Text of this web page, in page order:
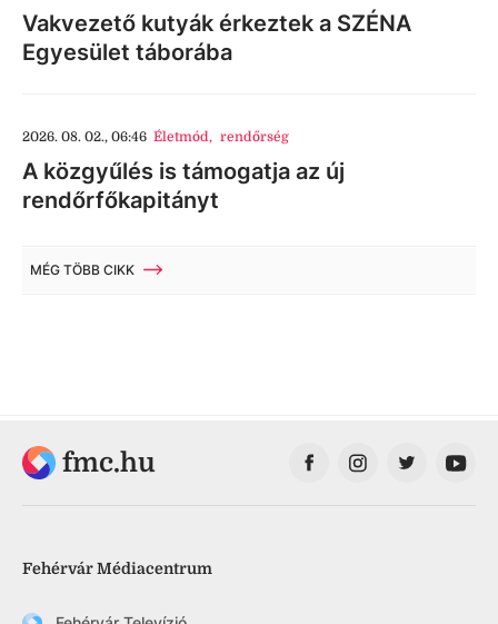
Vakvezető kutyák érkeztek a SZÉNA
Egyesület táborába
2026. 08. 02., 06:46 Életmód, rendőrség
A közgyűlés is támogatja az új
rendőrfőkapitányt
MÉG TÖBB CIKK
fmc.hu
Fehérvár Médiacentrum